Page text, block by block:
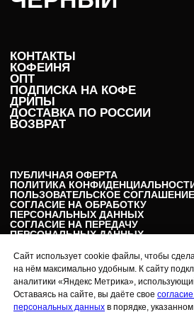
Сайт использует cookie файлы, чтобы
на нём максимально удобным. К сайту
аналитики «Яндекс Метрика»,
Оставаясь на сайте, вы даёте свое
персональных данных в порядке,
КОНТАКТЫ
КОФЕЙНЯ
ОПТ
ПОДПИСКА НА КОФЕ
ДРИПЫ
ДОСТАВКА ПО РОССИИ
ВОЗВРАТ
ПУБЛИЧНАЯ ОФЕРТА
ПОЛИТИКА
ПОЛЬЗОВАТЕЛЬСКОЕ СОГЛАШЕНИЕ
СОГЛАСИЕ НА ОБРАБОТКУ
ПЕРСОНАЛЬНЫХ ДАННЫХ
СОГЛАСИЕ НА ПЕРЕДАЧУ
ПЕРСОНАЛЬНЫХ ДАННЫХ
Подписаться на рассылку